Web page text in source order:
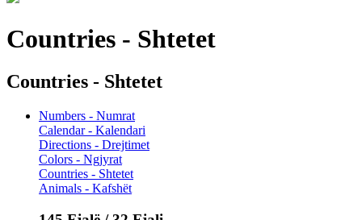
Countries - Shtetet
Countries - Shtetet
Numbers - Numrat
Calendar - Kalendari
Directions - Drejtimet
Colors - Ngjyrat
Countries - Shtetet
Animals - Kafshët